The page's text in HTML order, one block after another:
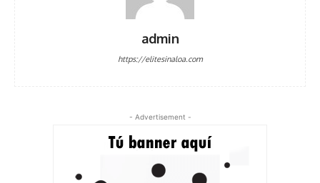
admin
https://elitesinaloa.com
- Advertisement -